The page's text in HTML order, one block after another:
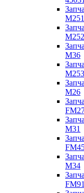
M251
M252
M36
M253
M26
M31
M34
FM91